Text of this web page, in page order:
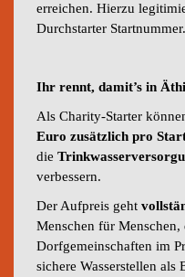
erreichen. Hierzu
Durchstarter Startnummer.
Ihr rennt, damit’s in
Als Charity-Starter
Euro zusätzlich pro
die
verbessern.
Der Aufpreis geht
Menschen für
Dorfgemeinschaften im
sichere Wasserstellen als